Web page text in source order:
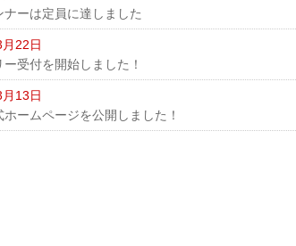
ナーは定員に達しました
22日
ー受付を開始しました！
13日
ホームページを公開しました！